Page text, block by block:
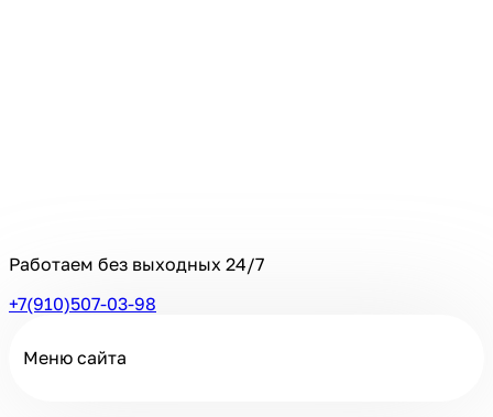
Работаем без выходных 24/7
+7(910)507-03-98
Меню сайта